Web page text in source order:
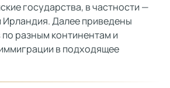
государства, в частности —
Ирландия. Далее приведены
разным континентам и
в подходящее